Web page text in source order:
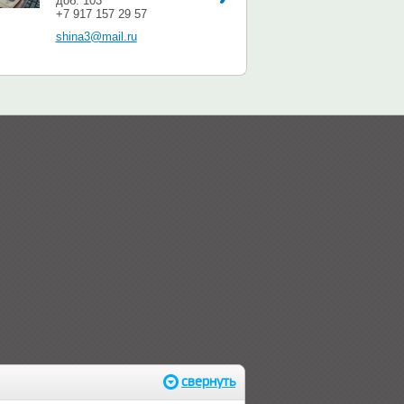
+7 917 157 29 57
shina3@mail.ru
свернуть